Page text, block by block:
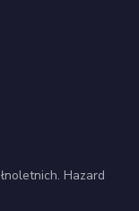
Hazard